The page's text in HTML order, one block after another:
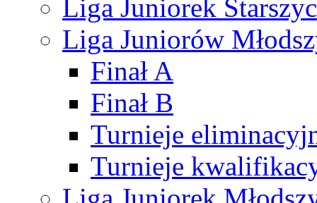
Liga Juniorek
Liga Juniorów
Finał A
Finał B
Turnieje
Turnieje